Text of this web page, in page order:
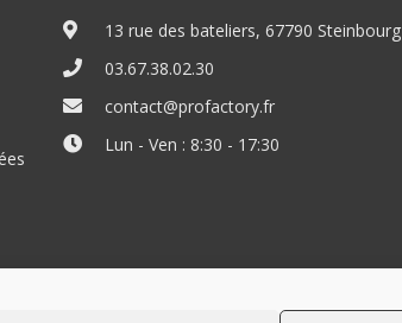
13 rue des bateliers, 67790 Steinbourg
03.67.38.02.30
contact@profactory.fr
Lun - Ven : 8:30 - 17:30